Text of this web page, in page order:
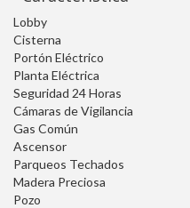
Lobby
Cisterna
Portón Eléctrico
Planta Eléctrica
Seguridad 24 Horas
Cámaras de Vigilancia
Gas Común
Ascensor
Parqueos Techados
Madera Preciosa
Pozo